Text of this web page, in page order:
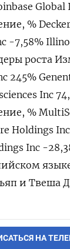
%
-7,58%
роста
245%
Inc
%
Holdings
Inc -
и Твеша
НА